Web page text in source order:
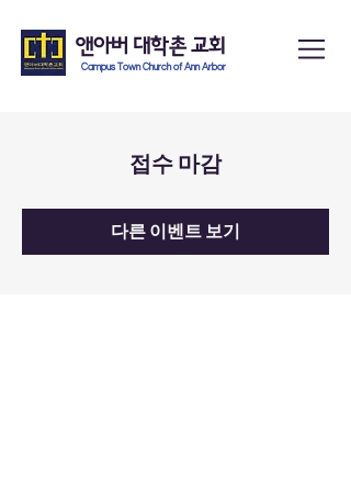
앤아버 ​ 대학촌 교회
Campus Town Church of Ann Arbor
접수 마감
다른 이벤트 보기